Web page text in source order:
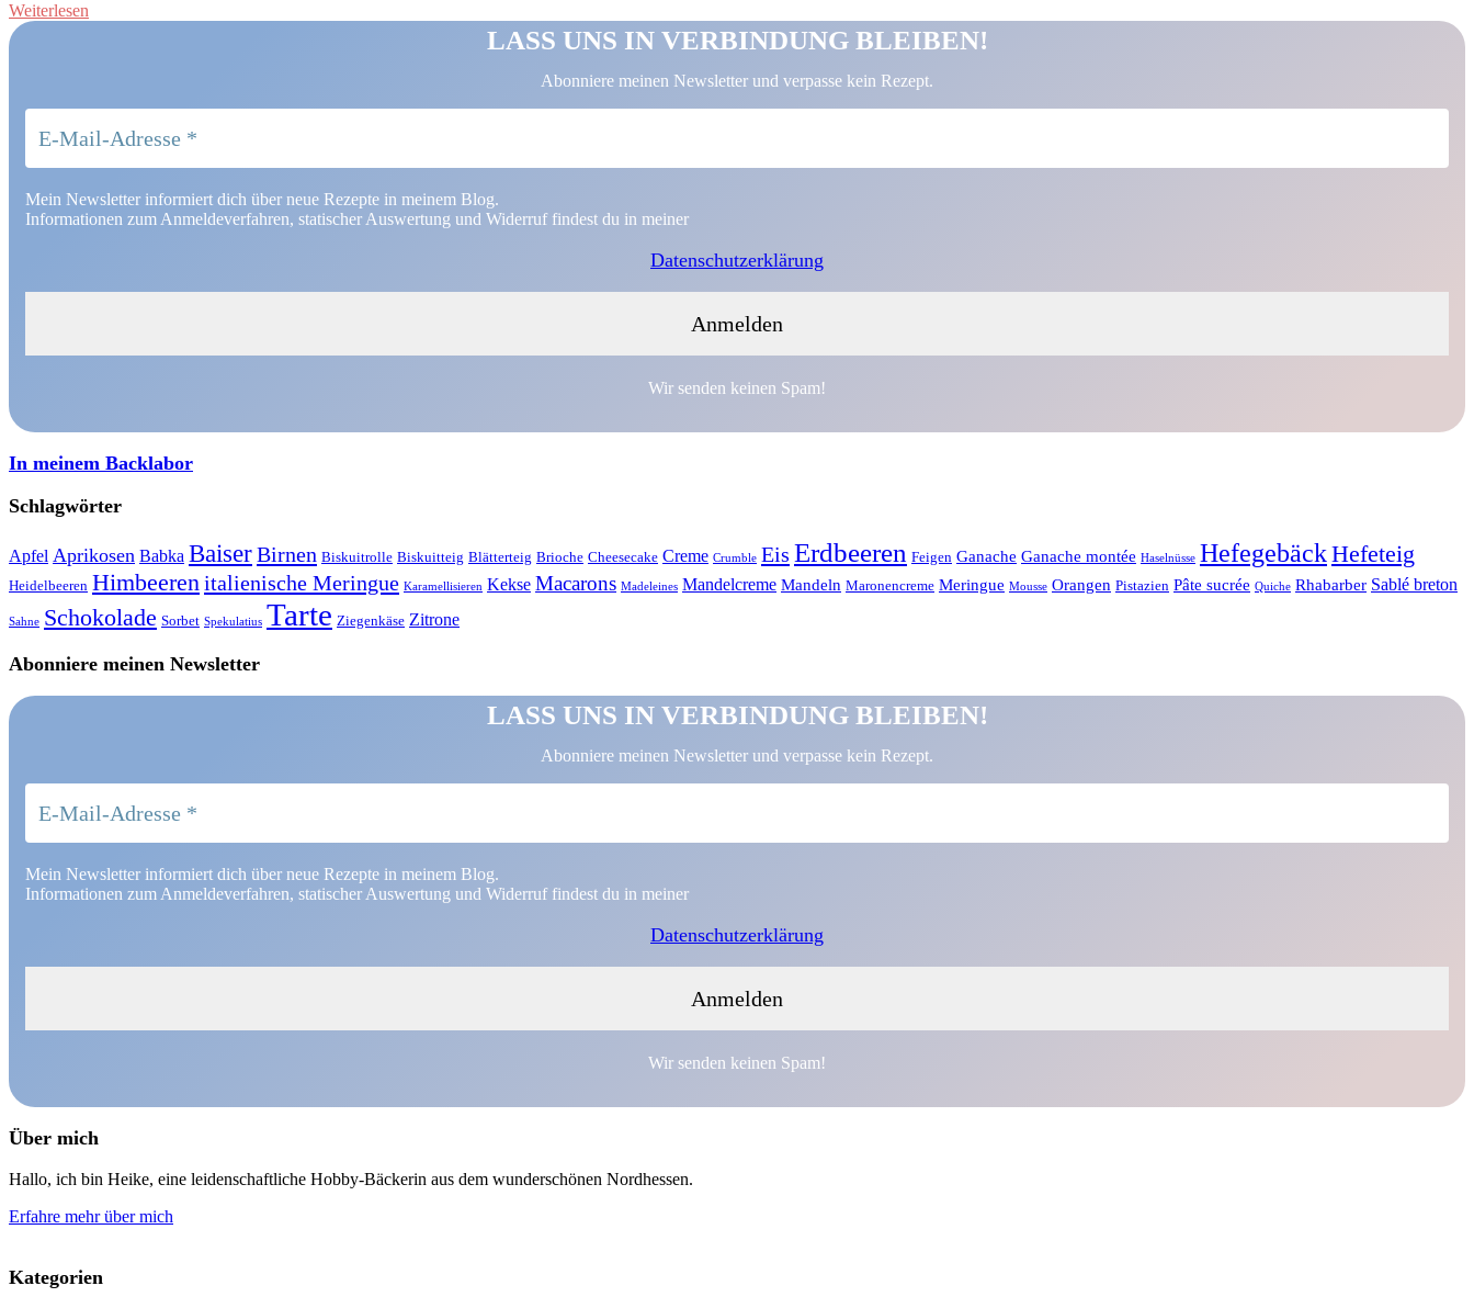
Weiterlesen
LASS UNS IN VERBINDUNG BLEIBEN!
Abonniere meinen Newsletter und verpasse kein Rezept.
Mein Newsletter informiert dich über neue Rezepte in meinem Blog.
Informationen zum Anmeldeverfahren, statischer Auswertung und Widerruf findest du in meiner
Datenschutzerklärung
Wir senden keinen Spam!
In meinem Backlabor
Schlagwörter
Apfel Aprikosen Babka BaiserBirnen Biskuitrolle Biskuitteig Blätterteig Brioche Cheesecake Creme Crumble Eis Erdbeeren Feigen Ganache Ganache montée Haselnüsse HefegebäckHefeteig
Heidelbeeren Himbeerenitalienische Meringue Karamellisieren Kekse Macarons Madeleines Mandelcreme Mandeln Maronencreme Meringue Mousse Orangen Pistazien Pâte sucrée Quiche Rhabarber Sablé breton
Sahne Schokolade Sorbet Spekulatius Tarte Ziegenkäse Zitrone
Abonniere meinen Newsletter
LASS UNS IN VERBINDUNG BLEIBEN!
Abonniere meinen Newsletter und verpasse kein Rezept.
Mein Newsletter informiert dich über neue Rezepte in meinem Blog.
Informationen zum Anmeldeverfahren, statischer Auswertung und Widerruf findest du in meiner
Datenschutzerklärung
Wir senden keinen Spam!
Über mich
Hallo, ich bin Heike, eine leidenschaftliche Hobby-Bäckerin aus dem wunderschönen Nordhessen.
Erfahre mehr über mich
Kategorien